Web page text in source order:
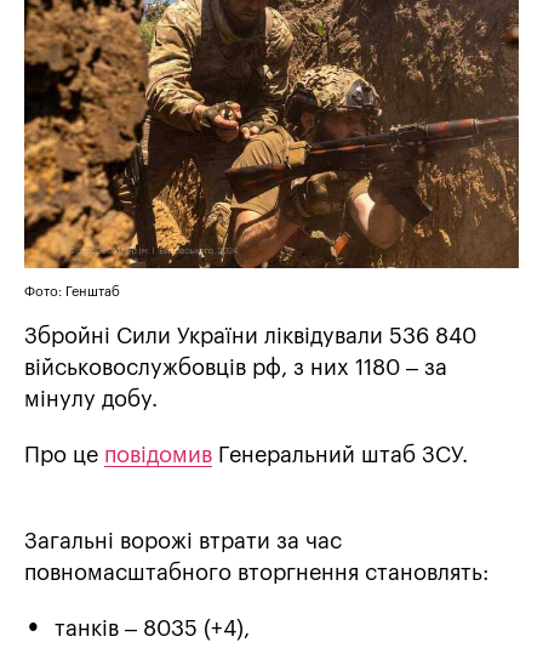
Фото: Генштаб
Збройні Сили України ліквідували 536 840
військовослужбовців рф, з них 1180 – за
мінулу добу.
Про це повідомив Генеральний штаб ЗСУ.
Загальні ворожі втрати за час
повномасштабного вторгнення становлять:
танків ‒ 8035 (+4),